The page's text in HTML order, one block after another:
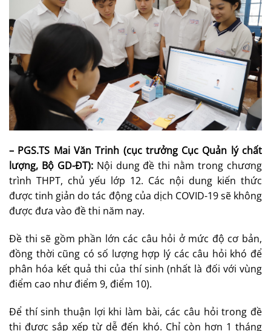
– PGS.TS Mai Văn Trinh (cục trưởng Cục Quản lý chất
lượng, Bộ GD-ĐT):Nội dung đề thi nằm trong chương
trình THPT, chủ yếu lớp 12. Các nội dung kiến thức
được tinh giản do tác động của dịch COVID-19 sẽ không
được đưa vào đề thi năm nay.
Đề thi sẽ gồm phần lớn các câu hỏi ở mức độ cơ bản,
đồng thời cũng có số lượng hợp lý các câu hỏi khó để
phân hóa kết quả thi của thí sinh (nhất là đối với vùng
điểm cao như điểm 9, điểm 10).
Để thí sinh thuận lợi khi làm bài, các câu hỏi trong đề
thi được sắp xếp từ dễ đến khó. Chỉ còn hơn 1 tháng